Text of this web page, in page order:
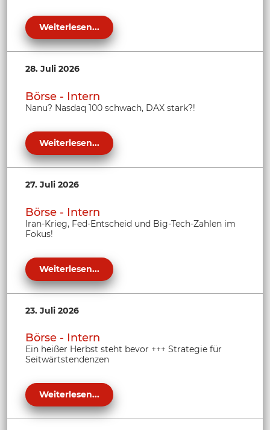
Weiterlesen...
28. Juli 2026
Börse - Intern
Nanu? Nasdaq 100 schwach, DAX stark?!
Weiterlesen...
27. Juli 2026
Börse - Intern
Iran-Krieg, Fed-Entscheid und Big-Tech-Zahlen im
Fokus!
Weiterlesen...
23. Juli 2026
Börse - Intern
Ein heißer Herbst steht bevor +++ Strategie für
Seitwärtstendenzen
Weiterlesen...